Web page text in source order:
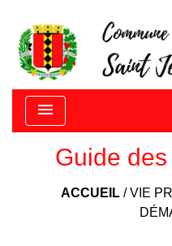
menu
Guide
ACCUEIL /VIE